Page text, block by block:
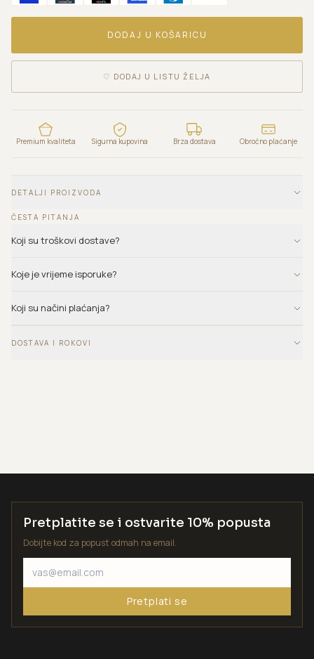
DODAJ U KOŠARICU
♡ DODAJ U LISTU ŽELJA
Premium kvaliteta Sigurna kupovina Brza dostava Obročno plaćanje
DETALJI PROIZVODA
ČESTA PITANJA
Koji su troškovi dostave?
Koje je vrijeme isporuke?
Koji su načini plaćanja?
DOSTAVA I ROKOVI
Pretplatite se i ostvarite 10% popusta
Dobijte kod za popust odmah na email.
Pretplati se